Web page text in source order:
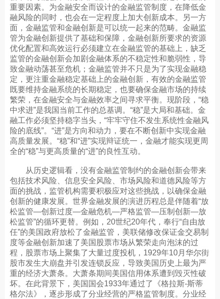
重要因素。为金融安全而设计的金融监管制度，在降低金
融风险的同时，也会在一定程度上加大创新成本。另一方
面，金融监管和金融创新是可以统一起来的范畴。金融监
管为金融创新提供了基础和保障，金融创新所要求的资源
优化配置和高效运行必须建立在金融监管的基础上，缺乏
监管的金融创新会加剧金融体系的不稳定性和脆弱性，导
致金融动荡甚至危机；金融监管并不只是为了实现金融稳
定，更注重金融稳定基础上的金融创新，有效的金融监管
既要维持金融系统的长期稳定，也要确保金融市场的持续
繁荣，在金融安全与金融效率之间寻求平衡。现阶段，“稳
中求进”是我国当前工作的总基调。“稳”是大局和基础。金
融工作必须坚持稳字当头，“牢牢守住不发生系统性金融风
险的底线”。“进”是方向和动力，要在不断创新中实现金融
高质量发展。“稳”和“进”实现辩证统一，金融才能实现更周
全的“稳”与更高质量的“进”的良性互动。
从历史逻辑看，没有金融监管制约的金融创新会带来
包括技术风险、信息安全风险、市场风险和道德风险等方
面的挑战，监管机构需要积极应对这些挑战，以确保金融
创新的健康发展。世界金融发展的演进历程总是伴随着“放
松监管—创新过度—金融危机—严格监管—压制创新—放
松监管”的循环更替。例如，20世纪20年代，奉行“自由放
任”的美国政府放松了金融监管，美联储修改保证金交易制
度等金融创新加速了美国股票市场从繁荣走向泡沫的过
程，股票市场上聚集了大量过度投机，1929年10月华尔街
股市发生大崩盘并引发连锁反应，导致美国历史上最为严
重的经济大萧条。大萧条期间美国信用体系遭到毁灭性破
坏。在此背景下，美国国会1933年通过了《格拉斯-斯蒂
格尔法》，逐步形成了分业经营的严格监管制度。分业经